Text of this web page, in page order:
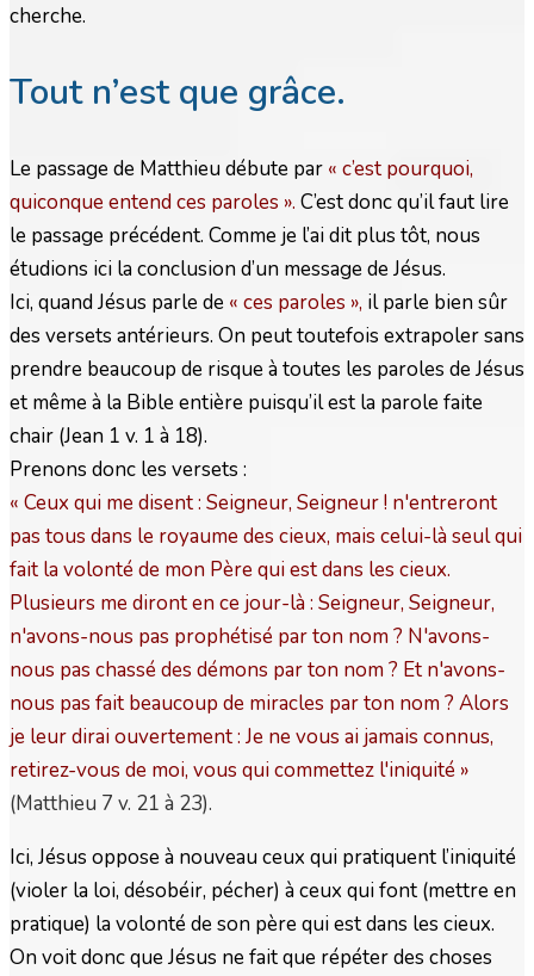
cherche.
Tout n’est que grâce.
Le passage de Matthieu débute par « c’est pourquoi,
quiconque entend ces paroles ». C’est donc qu’il faut lire
le passage précédent. Comme je l’ai dit plus tôt, nous
étudions ici la conclusion d’un message de Jésus.
Ici, quand Jésus parle de « ces paroles », il parle bien sûr
des versets antérieurs. On peut toutefois extrapoler sans
prendre beaucoup de risque à toutes les paroles de Jésus
et même à la Bible entière puisqu’il est la parole faite
chair (Jean 1 v. 1 à 18).
Prenons donc les versets :
« Ceux qui me disent : Seigneur, Seigneur ! n'entreront
pas tous dans le royaume des cieux, mais celui-là seul qui
fait la volonté de mon Père qui est dans les cieux.
Plusieurs me diront en ce jour-là : Seigneur, Seigneur,
n'avons-nous pas prophétisé par ton nom ? N'avons-
nous pas chassé des démons par ton nom ? Et n'avons-
nous pas fait beaucoup de miracles par ton nom ? Alors
je leur dirai ouvertement : Je ne vous ai jamais connus,
retirez-vous de moi, vous qui commettez l'iniquité »
(Matthieu 7 v. 21 à 23).
Ici, Jésus oppose à nouveau ceux qui pratiquent l’iniquité
(violer la loi, désobéir, pécher) à ceux qui font (mettre en
pratique) la volonté de son père qui est dans les cieux.
On voit donc que Jésus ne fait que répéter des choses